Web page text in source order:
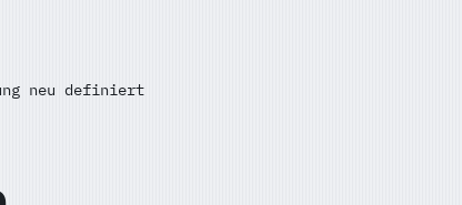
neu definiert